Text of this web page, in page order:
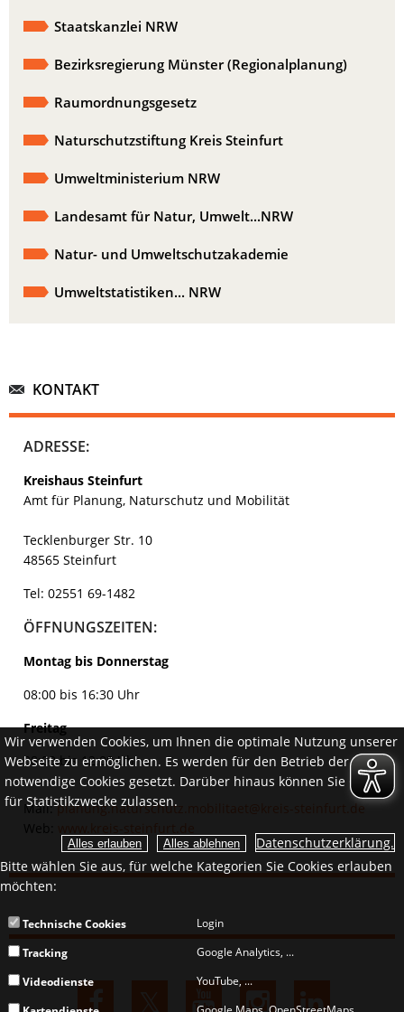
Staatskanzlei NRW
Bezirksregierung Münster (Regionalplanung)
Raumordnungsgesetz
Naturschutzstiftung Kreis Steinfurt
Umweltministerium NRW
Landesamt für Natur, Umwelt...NRW
Natur- und Umweltschutzakademie
Umweltstatistiken... NRW
KONTAKT
ADRESSE:
Kreishaus Steinfurt
Amt für Planung, Naturschutz und Mobilität
Tecklenburger Str. 10
48565 Steinfurt
Tel: 02551 69-1482
ÖFFNUNGSZEITEN:
Montag bis Donnerstag
08:00 bis 16:30 Uhr
Freitag
08:00 bis 12:00 Uhr
Mail: planung.naturschutz.mobilitaet@kreis-steinfurt.de
Web:
Wir verwenden Cookies, um Ihnen die optimale Nutzung unserer
Webseite zu ermöglichen. Es werden für den Betrieb der Seite
notwendige Cookies gesetzt. Darüber hinaus können Sie Cookies
für Statistikzwecke zulassen.
Datenschutzerklärung.
Bitte wählen Sie aus, für welche Kategorien Sie Cookies erlauben
möchten:
Technische Cookies
Login
Tracking
Google Analytics, ...
Videodienste
YouTube, ...